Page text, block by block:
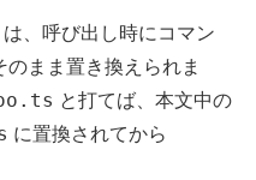
は、呼び出し時にコマン
のまま置き換えられま
と打てば、本文中の
に置換されてから